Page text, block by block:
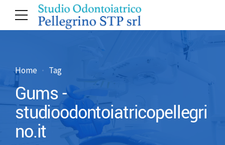
Home Tag
Gums -
studioodontoiatricopellegri
no.it